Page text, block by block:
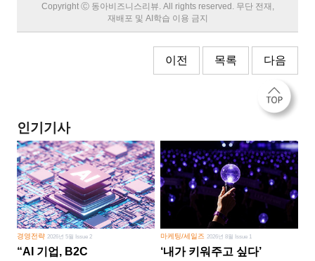
Copyright Ⓒ 동아비즈니스리뷰. All rights reserved. 무단 전재,
재배포 및 AI학습 이용 금지
이전 목록 다음
인기기사
경영전략 2026년 5월 Issue 2
“AI 기업, B2C
마케팅/세일즈 2026년 8월 Issue 1
‘내가 키워주고 싶다’